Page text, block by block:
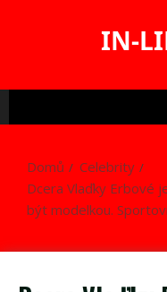
IN-
Domů
Celebrity
Dcera Vlaďky Erbové
být modelkou.